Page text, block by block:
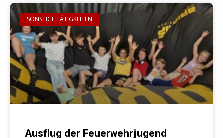
SONSTIGE TÄTIGKEITEN
Ausflug der Feuerwehrjugend